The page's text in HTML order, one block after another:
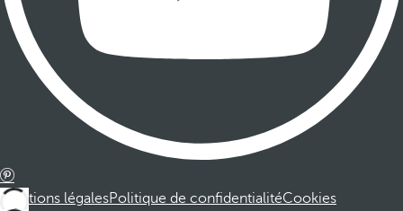
Mentions légalesPolitique de confidentialitéCookies